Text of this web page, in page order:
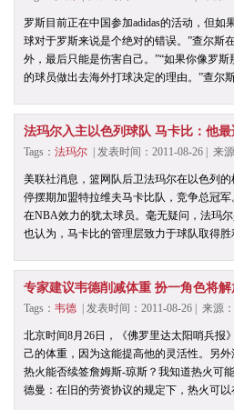
罗斯目前正在中国参加adidas的活动，但
球对于罗斯来说是个绝对的错误。”查尔斯
外，最后只能是伤害自己。”“如果你像罗
的球员做出去海外打球决定的理由。”查
法玛尔入主以色列球队 马卡比：他
Tags： 法玛尔 | 发表时间：2011-08-26 | 来
美联社消息，篮网队后卫法玛尔在以色列
停摆期加盟特拉维夫马卡比队，竞争总冠
在NBA效力的犹太球员。毫无疑问，法玛
也认为，马卡比的管理层致力于球队取
专家建议韦德削减体重 扮一角色将
Tags： 韦德 | 发表时间：2011-08-26 | 来源
北京时间8月26日，《佛罗里达太阳哨兵报
己的体重，因为这能提高他的灵活性。另
热火能否续签詹姆斯-琼斯？我知道热火可
德曼：在旧的劳资协议的规定下，热火